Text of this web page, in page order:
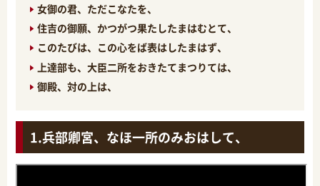
女御の君、ただこなたを、
住吉の御願、かつがつ果たしたまはむとて、
このたびは、この心をば表はしたまはず、
上達部も、大臣二所をおきたてまつりては、
御殿、対の上は、
兵部卿宮、なほ一所のみおはして、